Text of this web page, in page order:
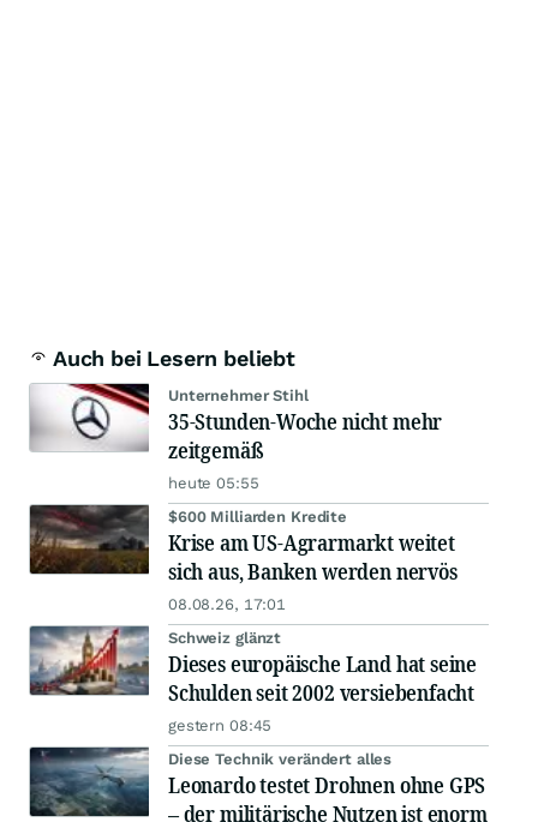
Auch bei Lesern beliebt
Unternehmer Stihl
35-Stunden-Woche nicht mehr
zeitgemäß
heute 05:55
$600 Milliarden Kredite
Krise am US-Agrarmarkt weitet
sich aus, Banken werden nervös
08.08.26, 17:01
Schweiz glänzt
Dieses europäische Land hat seine
Schulden seit 2002 versiebenfacht
gestern 08:45
Diese Technik verändert alles
Leonardo testet Drohnen ohne GPS
– der militärische Nutzen ist enorm